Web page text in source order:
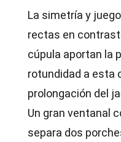
La simetría y
rectas en
cúpula aportan la
rotundidad a esta
prolongación del
Un gran ventanal
separa dos